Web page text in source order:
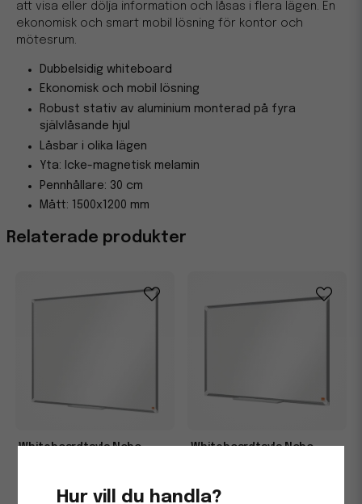
Relaterade produkter
Whiteboardtavla Nobo
Whiteboardtavla Nobo
att visa eller dölja information och låsas i flera lägen. En
ekonomisk och smart mobil lösning för kontor och
mötesrum.
Dubbelsidig whiteboard
Ekonomisk och mobil lösning
Robust stativ av aluminium monterad på fyra
självlåsande hjul
Låsbar i olika lägen
Yta: Icke-magnetisk melamin
Pennhållare: 30 cm
Mått: 1500x1200 mm
Hur vill du handla?